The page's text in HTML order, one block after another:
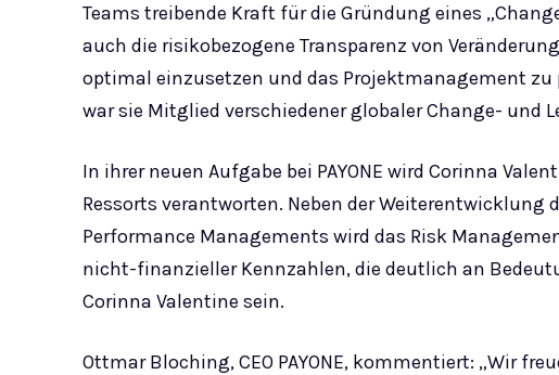
Teams treibende Kraft für die Gründung eines
auch die risikobezogene Transparenz von
optimal einzusetzen und das Projektmanagement zu
war sie Mitglied verschiedener globaler Change- und
In ihrer neuen Aufgabe bei PAYONE wird Corinna
Ressorts verantworten. Neben der Weiterentwicklung
Performance Managements wird das Risk
nicht-finanzieller Kennzahlen, die deutlich an
Corinna Valentine sein.
Ottmar Bloching, CEO PAYONE, kommentiert: „Wir